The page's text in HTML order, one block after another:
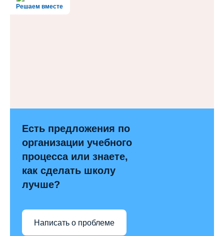
Решаем вместе
Есть предложения по
организации учебного
процесса или знаете,
как сделать школу
лучше?
Написать о проблеме